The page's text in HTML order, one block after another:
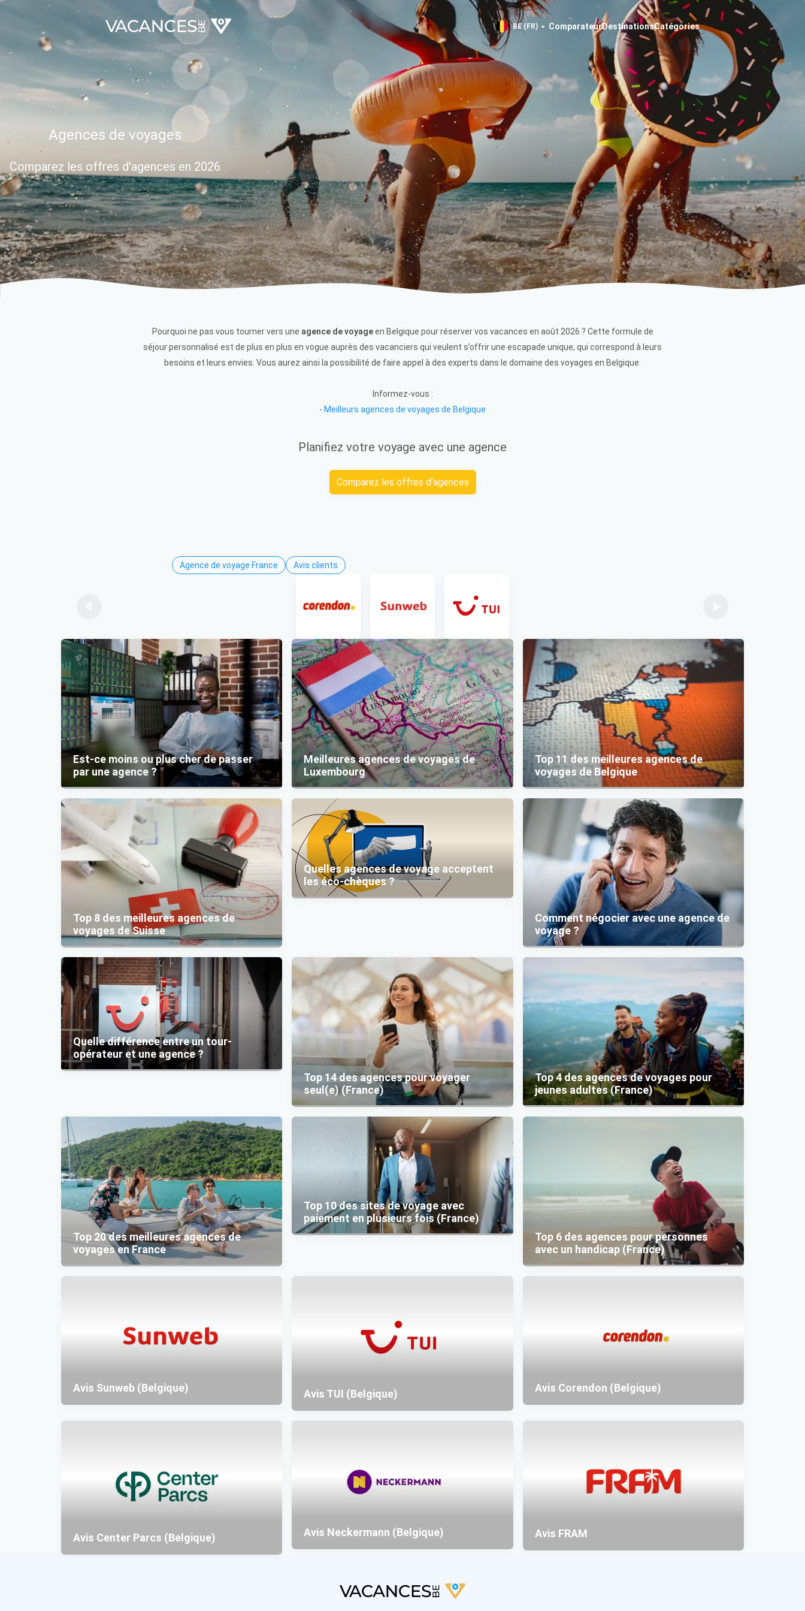
BE (FR) ComparateurDestinationsCatégories
Agences de voyages
Comparez les offres d'agences en 2026
Pourquoi ne pas vous tourner vers une agence de voyageen Belgique pour réserver vos vacances en août 2026 ? Cette formule de
séjour personnalisé est de plus en plus en vogue auprès des vacanciers qui veulent s’offrir une escapade unique, qui correspond à leurs
besoins et leurs envies. Vous aurez ainsi la possibilité de faire appel à des experts dans le domaine des voyages en Belgique.
Informez-vous :
- Meilleurs agences de voyages de Belgique
Planifiez votre voyage avec une agence
Comparez les offres d'agences
Agence de voyage France Avis clients
Item 1 of 1
Est-ce moins ou plus cher de passer
par une agence ?
Meilleures agences de voyages de
Luxembourg
Top 11 des meilleures agences de
voyages de Belgique
Top 8 des meilleures agences de
voyages de Suisse
Quelles agences de voyage acceptent
les éco-chèques ?
Comment négocier avec une agence de
voyage ?
Quelle différence entre un tour-
opérateur et une agence ?
Top 14 des agences pour voyager
seul(e) (France)
Top 4 des agences de voyages pour
jeunes adultes (France)
Top 20 des meilleures agences de
voyages en France
Top 10 des sites de voyage avec
paiement en plusieurs fois (France)
Top 6 des agences pour personnes
avec un handicap (France)
Avis Sunweb (Belgique) Avis TUI (Belgique) Avis Corendon (Belgique)
Avis Center Parcs (Belgique) Avis Neckermann (Belgique) Avis FRAM